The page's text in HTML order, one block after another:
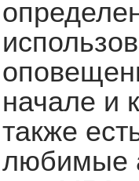
начале и
также
любимые